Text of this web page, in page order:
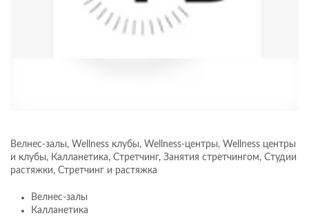
Велнес-залы, Wellness клубы, Wellness-центры, Wellness центры
и клубы, Калланетика, Стретчинг, Занятия стретчингом, Студии
растяжки, Стретчинг и растяжка
Велнес-залы
Калланетика